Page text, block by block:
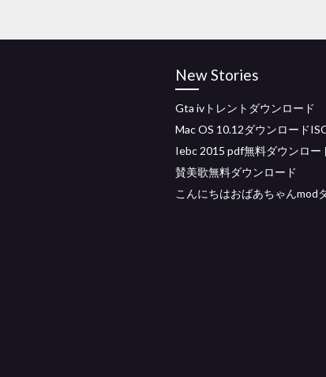
New Stories
Gta ivトレントダウンロード
Mac OS 10.12ダウンロード
Iebc 2015 pdf無料ダウンロー
賛美歌無料ダウンロード
こんにちはおばあちゃんmod